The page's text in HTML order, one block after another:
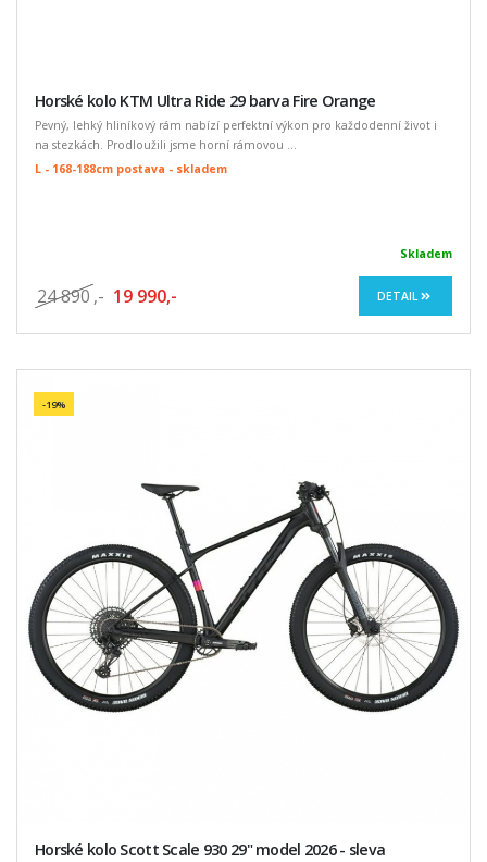
Horské kolo KTM Ultra Ride 29 barva Fire Orange
Pevný, lehký hliníkový rám nabízí perfektní výkon pro každodenní život i
na stezkách. Prodloužili jsme horní rámovou ...
L - 168-188cm postava - skladem
Skladem
24 890 ,- 19 990,- DETAIL
-19%
Horské kolo Scott Scale 930 29" model 2026 - sleva